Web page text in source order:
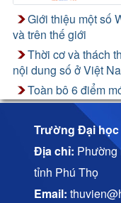
Giới thiệu một số
và trên thế giới
Thời cơ và thách
nội dung số ở Việt
Toàn bộ 6 điểm
thông qua
Trường Đại
Địa chỉ: Phường
tỉnh Phú Thọ
Email: